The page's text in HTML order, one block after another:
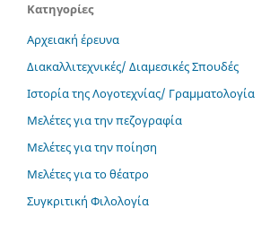
Κατηγορίες
Αρχειακή έρευνα
Διακαλλιτεχνικές/ Διαμεσικές Σπουδές
Ιστορία της Λογοτεχνίας/ Γραμματολογία
Μελέτες για την πεζογραφία
Μελέτες για την ποίηση
Μελέτες για το θέατρο
Συγκριτική Φιλολογία